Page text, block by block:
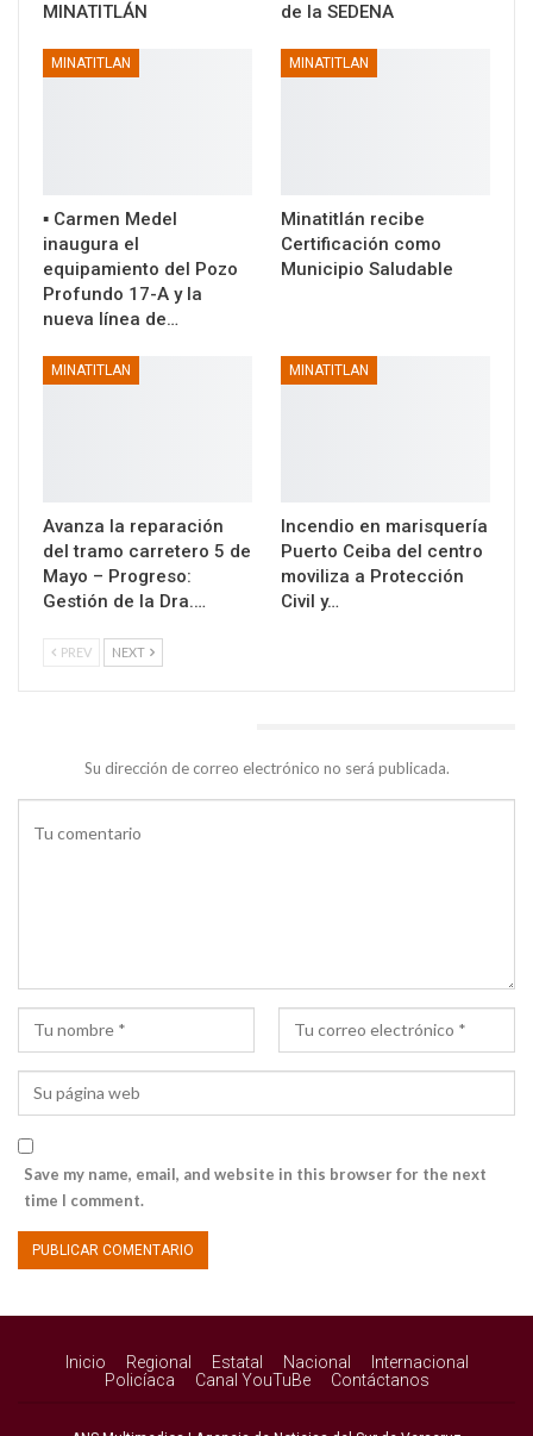
MINATITLÁN
de la SEDENA
MINATITLAN
▪️ Carmen Medel
inaugura el
equipamiento del Pozo
Profundo 17-A y la
nueva línea de…
MINATITLAN
Minatitlán recibe
Certificación como
Municipio Saludable
MINATITLAN
Avanza la reparación
del tramo carretero 5 de
Mayo – Progreso:
Gestión de la Dra.…
MINATITLAN
Incendio en marisquería
Puerto Ceiba del centro
moviliza a Protección
Civil y…
PREV NEXT
Su dirección de correo electrónico no será publicada.
Save my name, email, and website in this browser for the next
time I comment.
Inicio Regional Estatal Nacional
Internacional
Policíaca
Canal YouTuBe Contáctanos